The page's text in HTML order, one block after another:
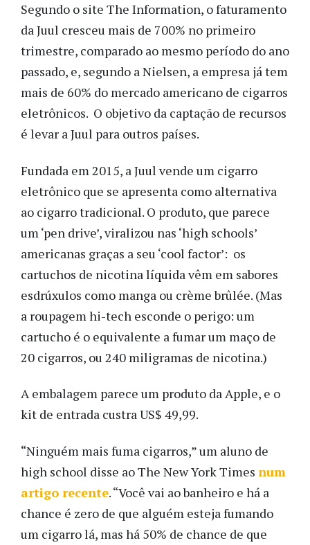
Segundo o site The Information, o faturamento
da Juul cresceu mais de 700% no primeiro
trimestre, comparado ao mesmo período do ano
passado, e, segundo a Nielsen, a empresa já tem
mais de 60% do mercado americano de cigarros
eletrônicos. O objetivo da captação de recursos
é levar a Juul para outros países.
Fundada em 2015, a Juul vende um cigarro
eletrônico que se apresenta como alternativa
ao cigarro tradicional. O produto, que parece
um ‘pen drive’, viralizou nas ‘high schools’
americanas graças a seu ‘cool factor’: os
cartuchos de nicotina líquida vêm em sabores
esdrúxulos como manga ou crème brûlée. (Mas
a roupagem hi-tech esconde o perigo: um
cartucho é o equivalente a fumar um maço de
20 cigarros, ou 240 miligramas de nicotina.)
A embalagem parece um produto da Apple, e o
kit de entrada custra US$ 49,99.
“Ninguém mais fuma cigarros,” um aluno de
high school disse ao The New York Times num
artigo recente. “Você vai ao banheiro e há a
chance é zero de que alguém esteja fumando
um cigarro lá, mas há 50% de chance de que